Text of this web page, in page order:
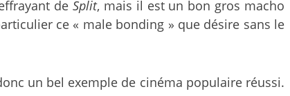
deSplit, mais il est un bon gros macho
ce « male bonding » que désire sans le
un bel exemple de cinéma populaire réussi.